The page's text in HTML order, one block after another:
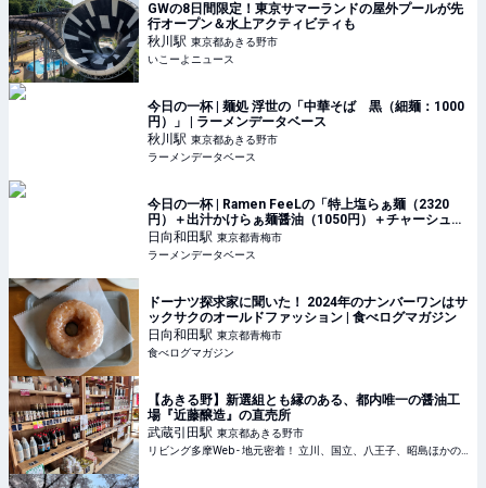
GWの8日間限定！東京サマーランドの屋外プールが先
行オープン＆水上アクティビティも
秋川駅 東京都あきる野市
いこーよニュース
今日の一杯 | 麺処 浮世の「中華そば 黒（細麺：1000
円）」 | ラーメンデータベース
秋川駅 東京都あきる野市
ラーメンデータベース
今日の一杯 | Ramen FeeLの「特上塩らぁ麺（2320
円）＋出汁かけらぁ麺醤油（1050円）＋チャーシュー
皿（1100円）」 | ラーメンデータベース
日向和田駅 東京都青梅市
ラーメンデータベース
ドーナツ探求家に聞いた！ 2024年のナンバーワンはサ
ックサクのオールドファッション | 食べログマガジン
日向和田駅 東京都青梅市
食べログマガジン
【あきる野】新選組とも縁のある、都内唯一の醤油工
場『近藤醸造』の直売所
武蔵引田駅 東京都あきる野市